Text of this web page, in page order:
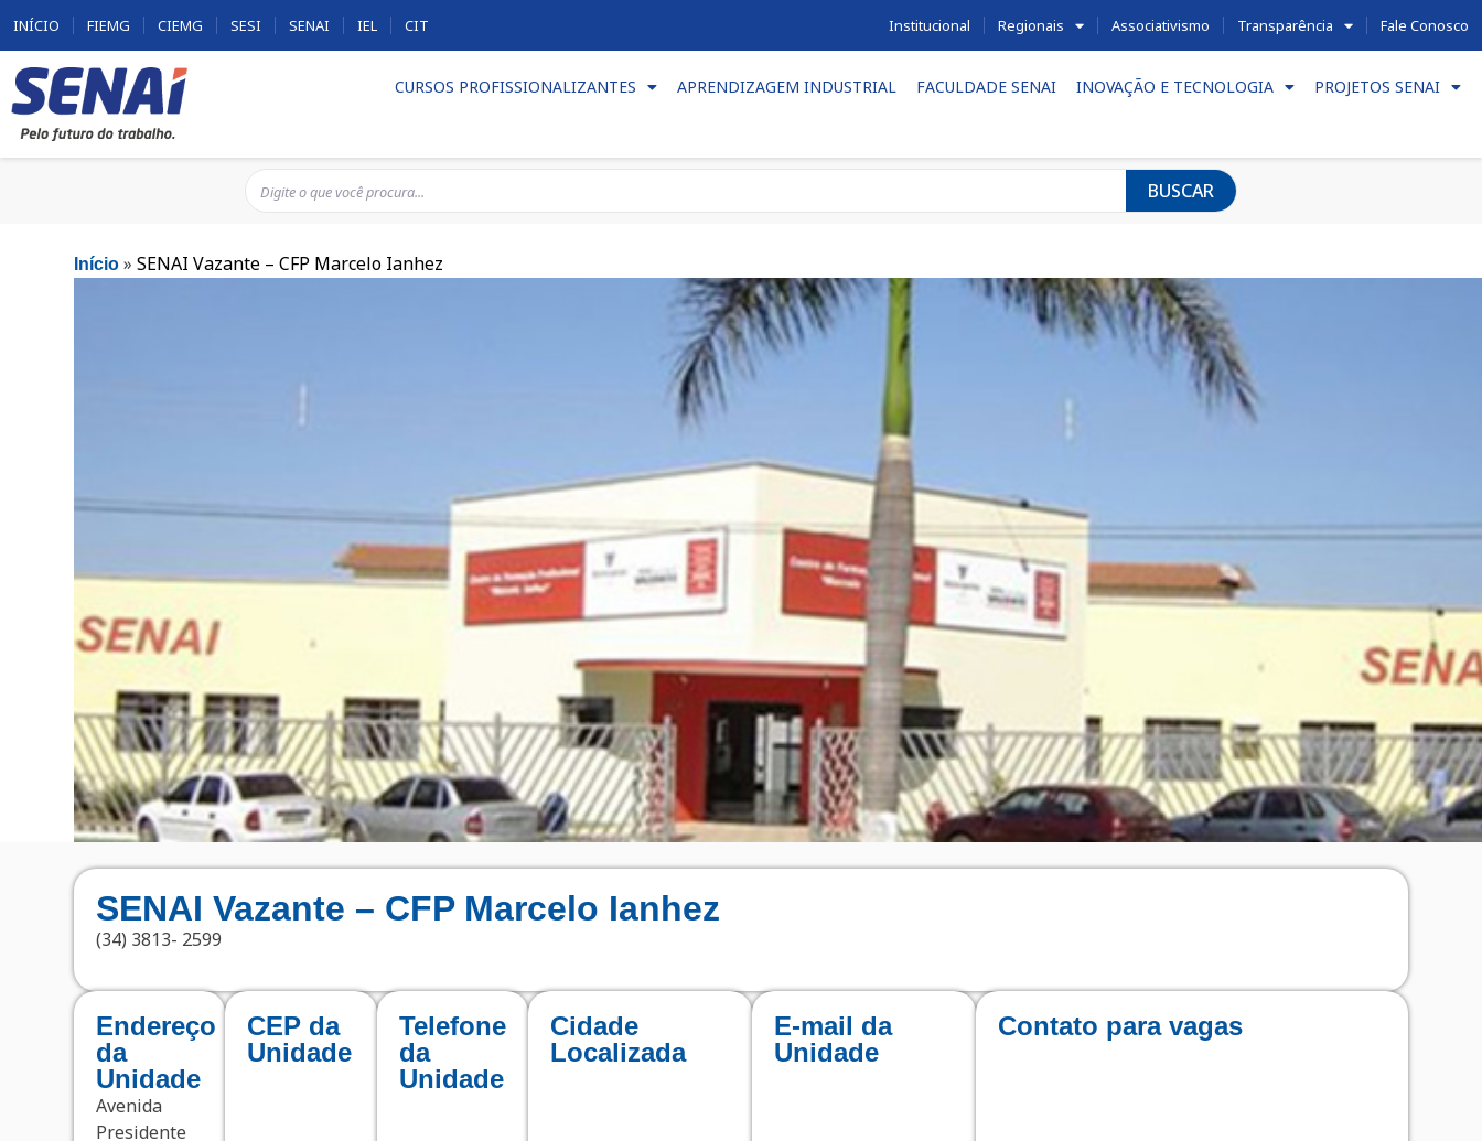
INÍCIO FIEMG CIEMG SESI SENAI IEL CIT Institucional Regionais Associativismo Transparência Fale Conosco
CURSOS PROFISSIONALIZANTES APRENDIZAGEM INDUSTRIAL FACULDADE SENAI INOVAÇÃO E TECNOLOGIA PROJETOS SENAI
BUSCAR
Início »SENAI Vazante – CFP Marcelo Ianhez
SENAI Vazante – CFP Marcelo Ianhez
(34) 3813- 2599
Endereço
da
Unidade
Avenida
Presidente
CEP da
Unidade
Telefone
da
Unidade
Cidade
Localizada
E-mail da
Unidade
Contato para vagas